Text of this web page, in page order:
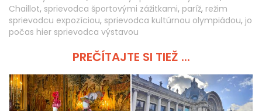
Chaillot, sprievodca športovými zážitkami, paríž, režim
sprievodcu expozíciou, sprievodca kultúrnou olympiádou, jo
počas hier sprievodca výstavou
PREČÍTAJTE SI TIEŽ ...